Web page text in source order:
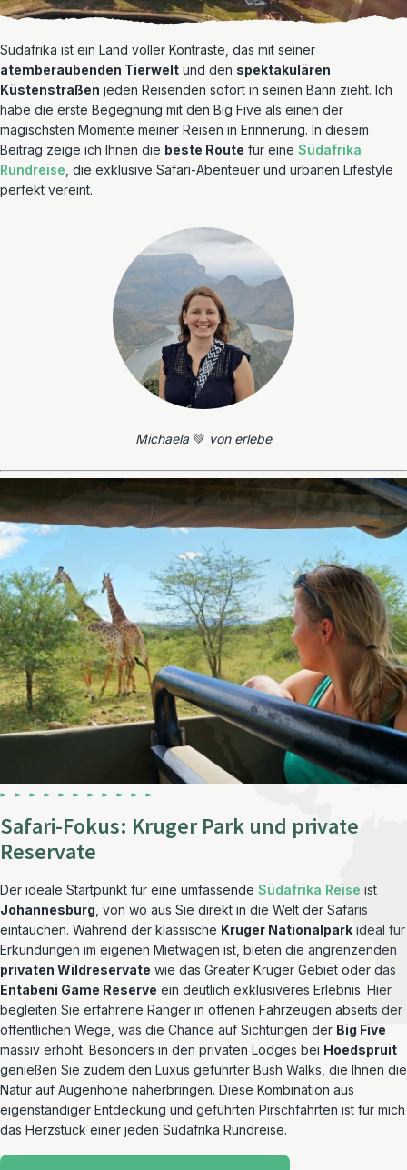
Südafrika ist ein Land voller Kontraste, das mit seiner
atemberaubenden Tierwelt und den spektakulären
Küstenstraßen jeden Reisenden sofort in seinen Bann zieht. Ich
habe die erste Begegnung mit den Big Five als einen der
magischsten Momente meiner Reisen in Erinnerung. In diesem
Beitrag zeige ich Ihnen die beste Route für eine Südafrika
Rundreise , die exklusive Safari-Abenteuer und urbanen Lifestyle
perfekt vereint.
Michaela💚 von erlebe
Safari-Fokus: Kruger Park und private
Reservate
Der ideale Startpunkt für eine umfassende Südafrika Reise ist
Johannesburg , von wo aus Sie direkt in die Welt der Safaris
eintauchen. Während der klassische Kruger Nationalpark ideal für
Erkundungen im eigenen Mietwagen ist, bieten die angrenzenden
privaten Wildreservate wie das Greater Kruger Gebiet oder das
Entabeni Game Reserve ein deutlich exklusiveres Erlebnis. Hier
begleiten Sie erfahrene Ranger in offenen Fahrzeugen abseits der
öffentlichen Wege, was die Chance auf Sichtungen der Big Five
massiv erhöht. Besonders in den privaten Lodges bei Hoedspruit
genießen Sie zudem den Luxus geführter Bush Walks, die Ihnen die
Natur auf Augenhöhe näherbringen. Diese Kombination aus
eigenständiger Entdeckung und geführten Pirschfahrten ist für mich
das Herzstück einer jeden Südafrika Rundreise.